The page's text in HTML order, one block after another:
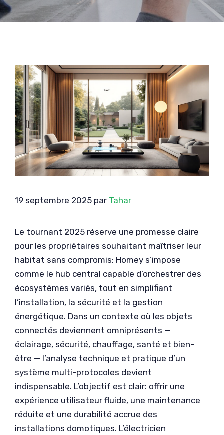
19 septembre 2025 par Tahar
Le tournant 2025 réserve une promesse claire
pour les propriétaires souhaitant maîtriser leur
habitat sans compromis: Homey s’impose
comme le hub central capable d’orchestrer des
écosystèmes variés, tout en simplifiant
l’installation, la sécurité et la gestion
énergétique. Dans un contexte où les objets
connectés deviennent omniprésents —
éclairage, sécurité, chauffage, santé et bien-
être — l’analyse technique et pratique d’un
système multi-protocoles devient
indispensable. L’objectif est clair: offrir une
expérience utilisateur fluide, une maintenance
réduite et une durabilité accrue des
installations domotiques. L’électricien